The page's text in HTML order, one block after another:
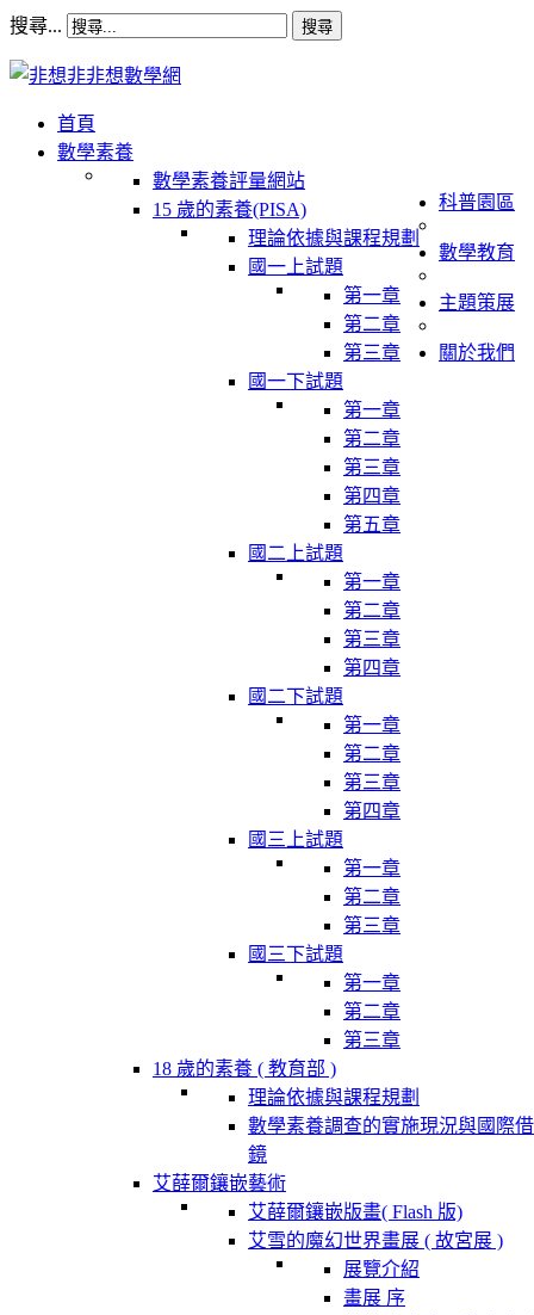
搜尋... 搜尋
首頁
數學素養
數學素養評量網站
15 歲的素養(PISA)
理論依據與課程規劃
國一上試題
第一章
第二章
第三章
國一下試題
第一章
第二章
第三章
第四章
第五章
國二上試題
第一章
第二章
第三章
第四章
國二下試題
第一章
第二章
第三章
第四章
國三上試題
第一章
第二章
第三章
國三下試題
第一章
第二章
第三章
18 歲的素養 ( 教育部 )
理論依據與課程規劃
數學素養調查的實施現況與國際借
鏡
科普園區
艾薛爾鑲嵌藝術
艾薛爾鑲嵌版畫( Flash 版)
艾雪的魔幻世界畫展 ( 故宮展 )
展覽介紹
畫展 序
數學教育
主題策展
關於我們